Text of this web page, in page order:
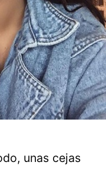
unas cejas